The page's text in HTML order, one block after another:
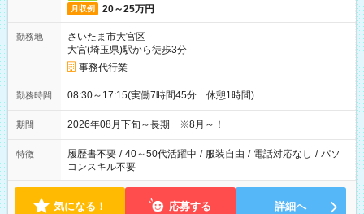
月収例 20～25万円
勤務地
さいたま市大宮区
大宮(埼玉県)駅から徒歩3分
事務代行業
勤務時間 08:30～17:15(実働7時間45分 休憩1時間)
期間 2026年08月下旬～長期 ※8月～！
特徴 履歴書不要 / 40～50代活躍中 / 服装自由 / 電話対応なし / パソ
コンスキル不要
気になる！ 応募する 詳細へ